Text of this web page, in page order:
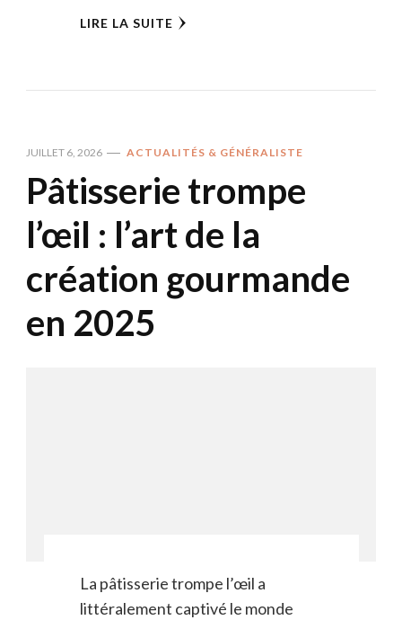
LIRE LA SUITE
JUILLET 6, 2026 ACTUALITÉS & GÉNÉRALISTE
Pâtisserie trompe
l’œil : l’art de la
création gourmande
en 2025
La pâtisserie trompe l’œil a
littéralement captivé le monde